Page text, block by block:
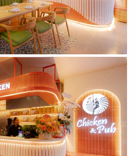
114
PAT KAO THAI 3
CN Mỹ Tho
116
AFFA COFFEE
CN P.14 - Q. Gò Vấp